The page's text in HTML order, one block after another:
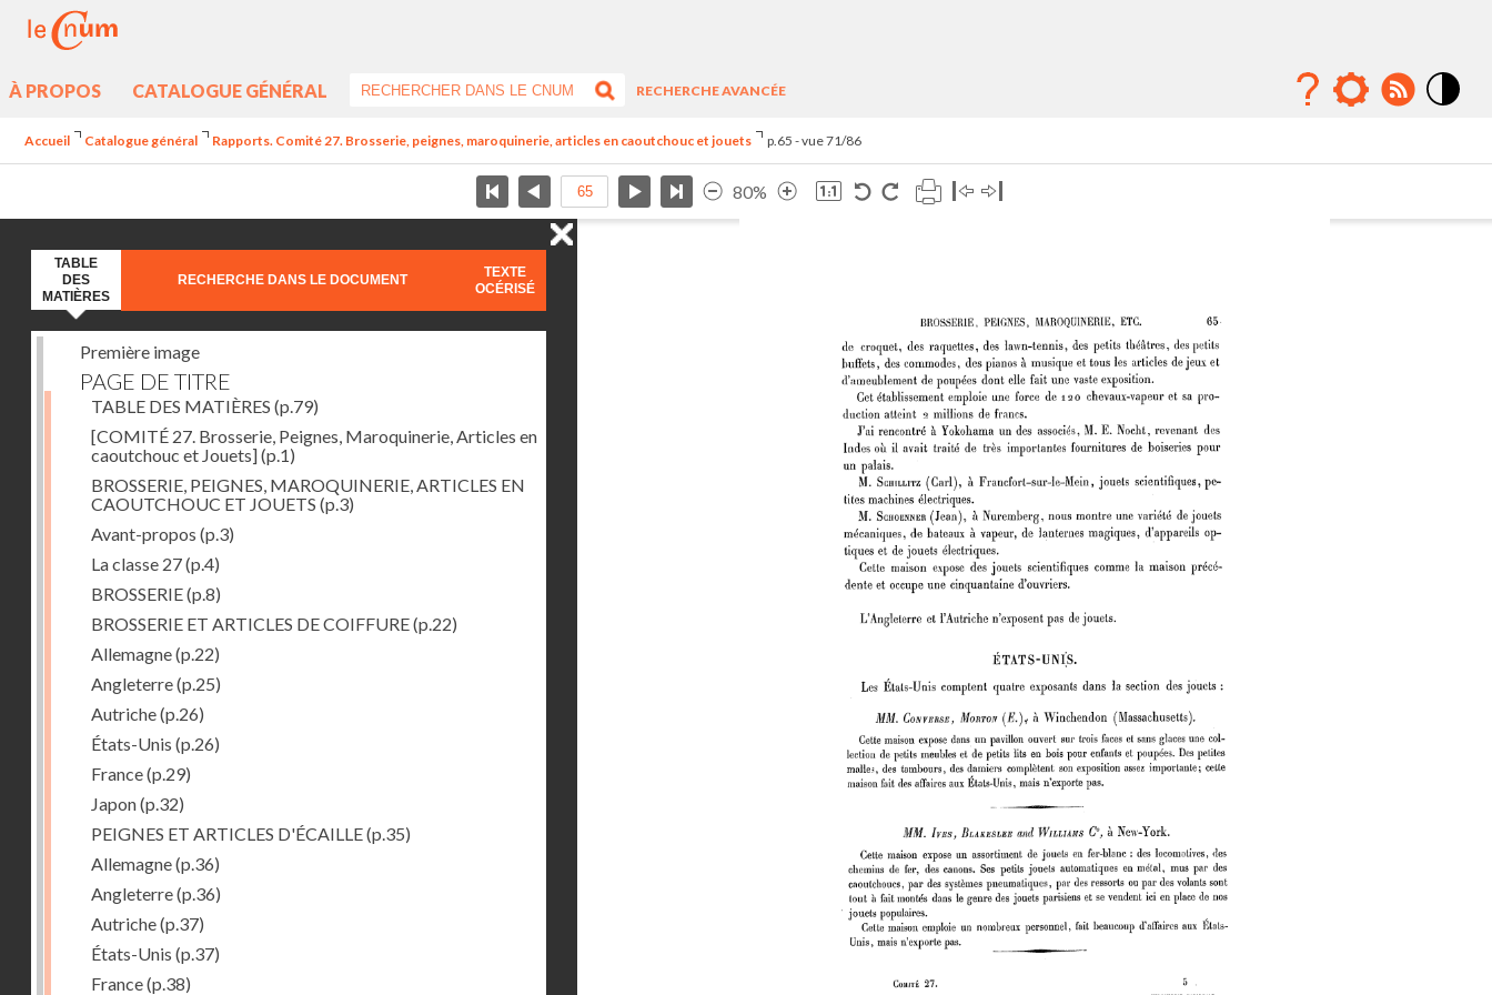
À PROPOS CATALOGUE GÉNÉRAL
RECHERCHE AVANCÉE
Accueil Catalogue général Rapports. Comité 27. Brosserie, peignes, maroquinerie, articles en caoutchouc et jouets p.65 - vue 71/86
80%
TABLE
DES
MATIÈRES
RECHERCHE DANS LE DOCUMENT
TEXTE
OCÉRISÉ
Première image
PAGE DE TITRE
TABLE DES MATIÈRES (p.79)
[COMITÉ 27. Brosserie, Peignes, Maroquinerie, Articles en
caoutchouc et Jouets](p.1)
BROSSERIE, PEIGNES, MAROQUINERIE, ARTICLES EN
CAOUTCHOUC ET JOUETS (p.3)
Avant-propos (p.3)
La classe 27(p.4)
BROSSERIE(p.8)
BROSSERIE ET ARTICLES DE COIFFURE(p.22)
Allemagne(p.22)
Angleterre(p.25)
Autriche(p.26)
États-Unis (p.26)
France(p.29)
Japon(p.32)
PEIGNES ET ARTICLES D'ÉCAILLE(p.35)
Allemagne(p.36)
Angleterre(p.36)
Autriche(p.37)
États-Unis (p.37)
France(p.38)